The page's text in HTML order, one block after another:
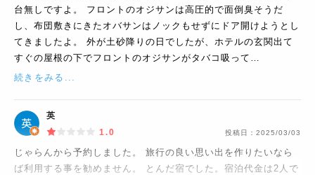
台無しですよ。 フロントのオジサンは高圧的で面倒臭そうだ
し、布団敷きにきたオバサンはノックもせずにドア開けようとし
てきましたよ。 外が土砂降りの日でしたが、ホテルの玄関出て
すぐの屋根の下でフロントのオジサンがタバコ吸って…
続きをみる...
英
1.0
投稿日： 2025/03/03
じゃらんから予約しました。 旅行の良い思い出を作りたいなら
ば利用する事を勧めません。 とんだ宿でした。宿泊代金は2人で